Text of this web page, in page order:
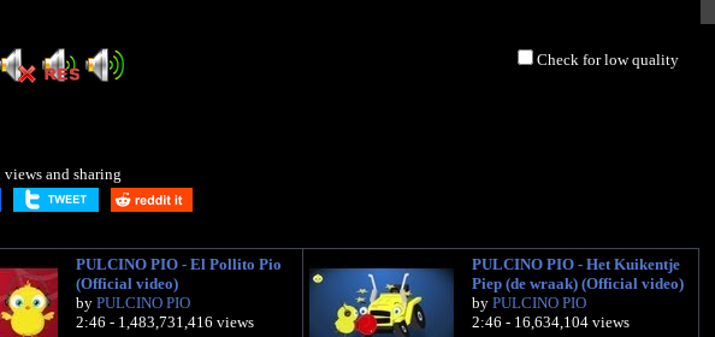
Check for low quality
and sharing
PULCINO PIO - El Pollito Pio
(Official video)
by PULCINO PIO
2:46 - 1,483,731,416 views
PULCINO PIO - Het Kuikentje
Piep (de wraak) (Official video)
by PULCINO PIO
2:46 - 16,634,104 views